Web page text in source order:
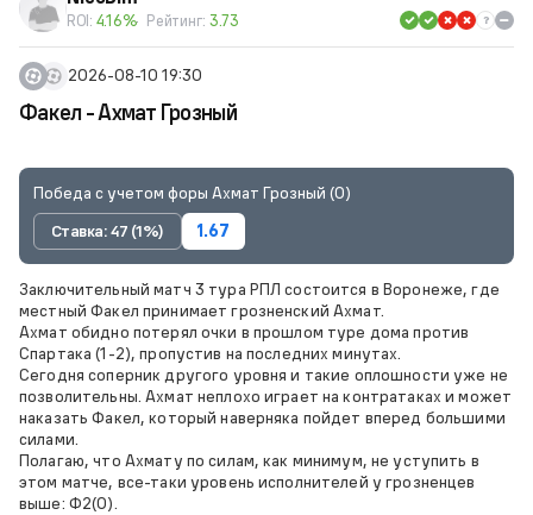
ROI: 4.16% Рейтинг: 3.73
2026-08-10 19:30
Факел - Ахмат Грозный
Победа с учетом форы Ахмат Грозный (0)
Ставка: 47 (1%)
1.67
Заключительный матч 3 тура РПЛ состоится в Воронеже, где
местный Факел принимает грозненский Ахмат.
Ахмат обидно потерял очки в прошлом туре дома против
Спартака (1-2), пропустив на последних минутах.
Сегодня соперник другого уровня и такие оплошности уже не
позволительны. Ахмат неплохо играет на контратаках и может
наказать Факел, который наверняка пойдет вперед большими
силами.
Полагаю, что Ахмату по силам, как минимум, не уступить в
этом матче, все-таки уровень исполнителей у грозненцев
выше: Ф2(0).